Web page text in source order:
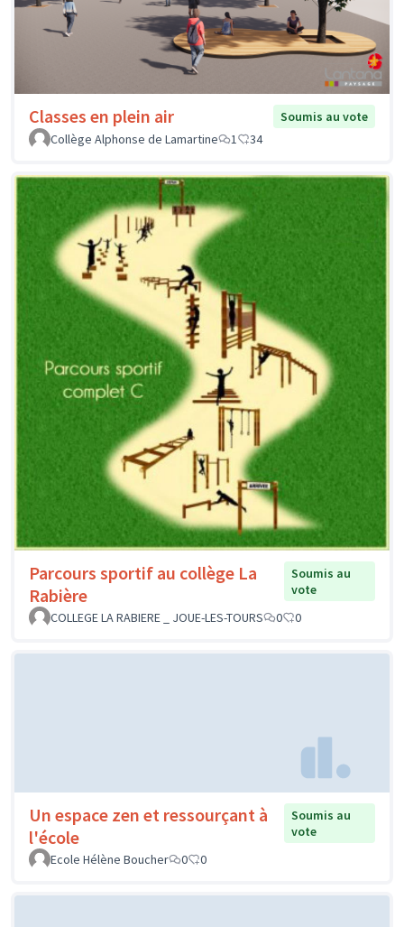
Classes en plein air
Soumis au vote
Collège Alphonse de Lamartine
1 34
Parcours sportif au collège La
Rabière
Soumis au
vote
COLLEGE LA RABIERE _ JOUE-LES-TOURS
0 0
Un espace zen et ressourçant à
l'école
Soumis au
vote
Ecole Hélène Boucher
0 0